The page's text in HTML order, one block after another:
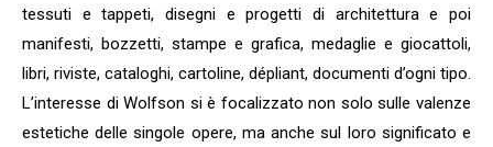
tessuti e tappeti, disegni e progetti di architettura e poi
manifesti, bozzetti, stampe e grafica, medaglie e giocattoli,
libri, riviste, cataloghi, cartoline, dépliant, documenti d’ogni tipo.
L’interesse di Wolfson si è focalizzato non solo sulle valenze
estetiche delle singole opere, ma anche sul loro significato e